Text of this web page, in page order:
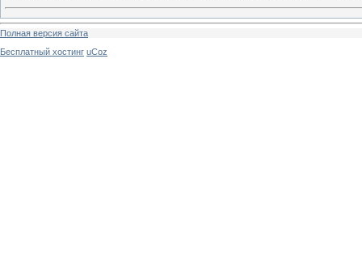
Полная версия сайта
Бесплатный хостинг uCoz